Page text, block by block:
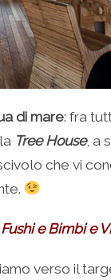
di mare: fra
Tree House, a
che vi
e Bimbi e
verso il